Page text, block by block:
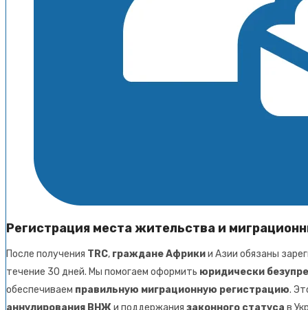
Регистрация места жительства и
После получения TRC, граждане Африкии Азии обязаны
течение 30 дней. Мы помогаем оформить юридически
обеспечиваем правильную миграционную регистрацию.